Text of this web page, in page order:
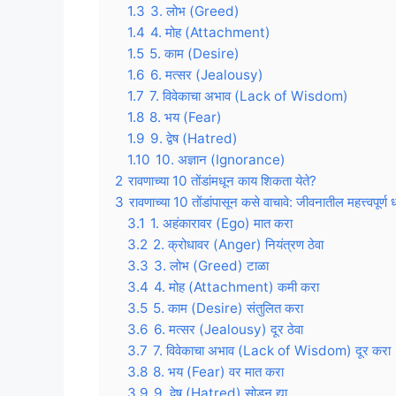
1.3 3. लोभ (Greed)
1.4 4. मोह (Attachment)
1.5 5. काम (Desire)
1.6 6. मत्सर (Jealousy)
1.7 7. विवेकाचा अभाव (Lack of Wisdom)
1.8 8. भय (Fear)
1.9 9. द्वेष (Hatred)
1.10 10. अज्ञान (Ignorance)
2 रावणाच्या 10 तोंडांमधून काय शिकता येते?
3 रावणाच्या 10 तोंडांपासून कसे वाचावे: जीवनातील महत्त्वपूर्ण
3.1 1. अहंकारावर (Ego) मात करा
3.2 2. क्रोधावर (Anger) नियंत्रण ठेवा
3.3 3. लोभ (Greed) टाळा
3.4 4. मोह (Attachment) कमी करा
3.5 5. काम (Desire) संतुलित करा
3.6 6. मत्सर (Jealousy) दूर ठेवा
3.7 7. विवेकाचा अभाव (Lack of Wisdom) दूर करा
3.8 8. भय (Fear) वर मात करा